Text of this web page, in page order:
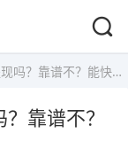
谱不？能快速赚到钱吗？
靠谱不？